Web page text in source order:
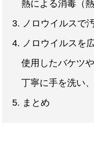
熱による消毒（熱
3. ノロウイルスで
4. ノロウイルスを
使用したバケツ
丁寧に手を洗い
5. まとめ